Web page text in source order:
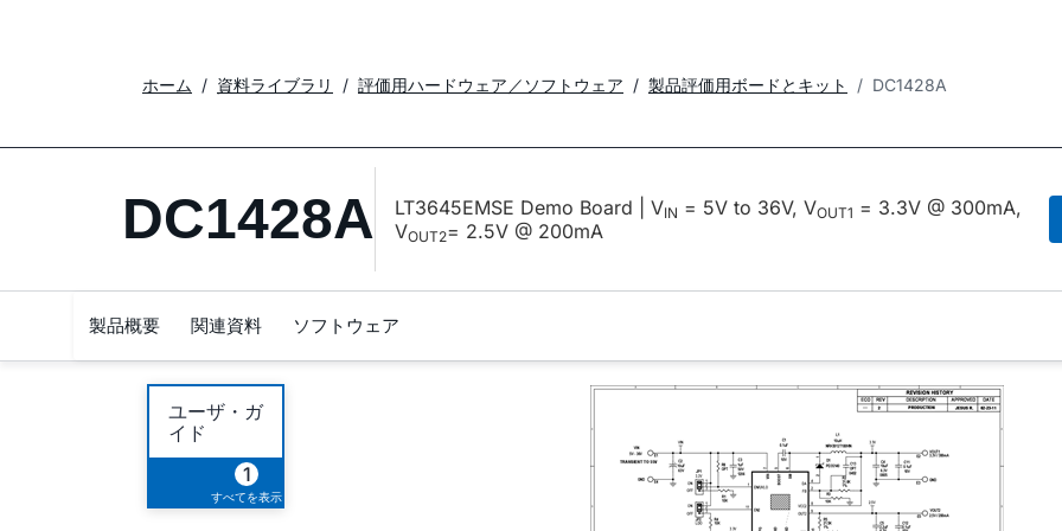
ホーム 資料ライブラリ 評価用ハードウェア／ソフトウェア 製品評価用ボードとキット DC1428A
DC1428A LT3645EMSE Demo Board | VIN = 5V to 36V, VOUT1 = 3.3V @ 300mA,
VOUT2= 2.5V @ 200mA
製品概要 関連資料 ソフトウェア
ユーザ・ガ
イド
1
すべてを表示